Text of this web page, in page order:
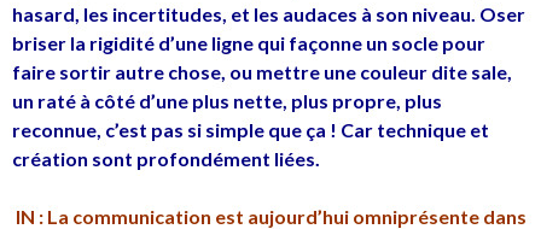
hasard, les incertitudes, et les audaces à son niveau. Oser
briser la rigidité d’une ligne qui façonne un socle pour
faire sortir autre chose, ou mettre une couleur dite sale,
un raté à côté d’une plus nette, plus propre, plus
reconnue, c’est pas si simple que ça ! Car technique et
création sont profondément liées.
IN : La communication est aujourd’hui omniprésente dans